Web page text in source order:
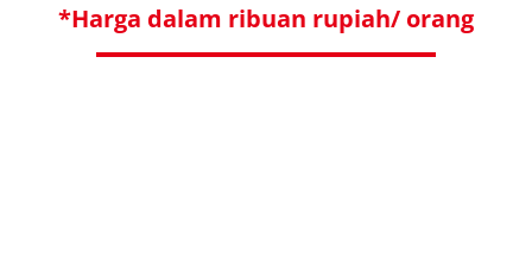
*Harga dalam ribuan rupiah/ orang